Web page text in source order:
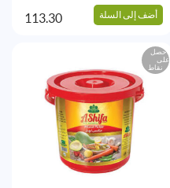
أضف إلى السلة 113.30
احصل
على
نقاط